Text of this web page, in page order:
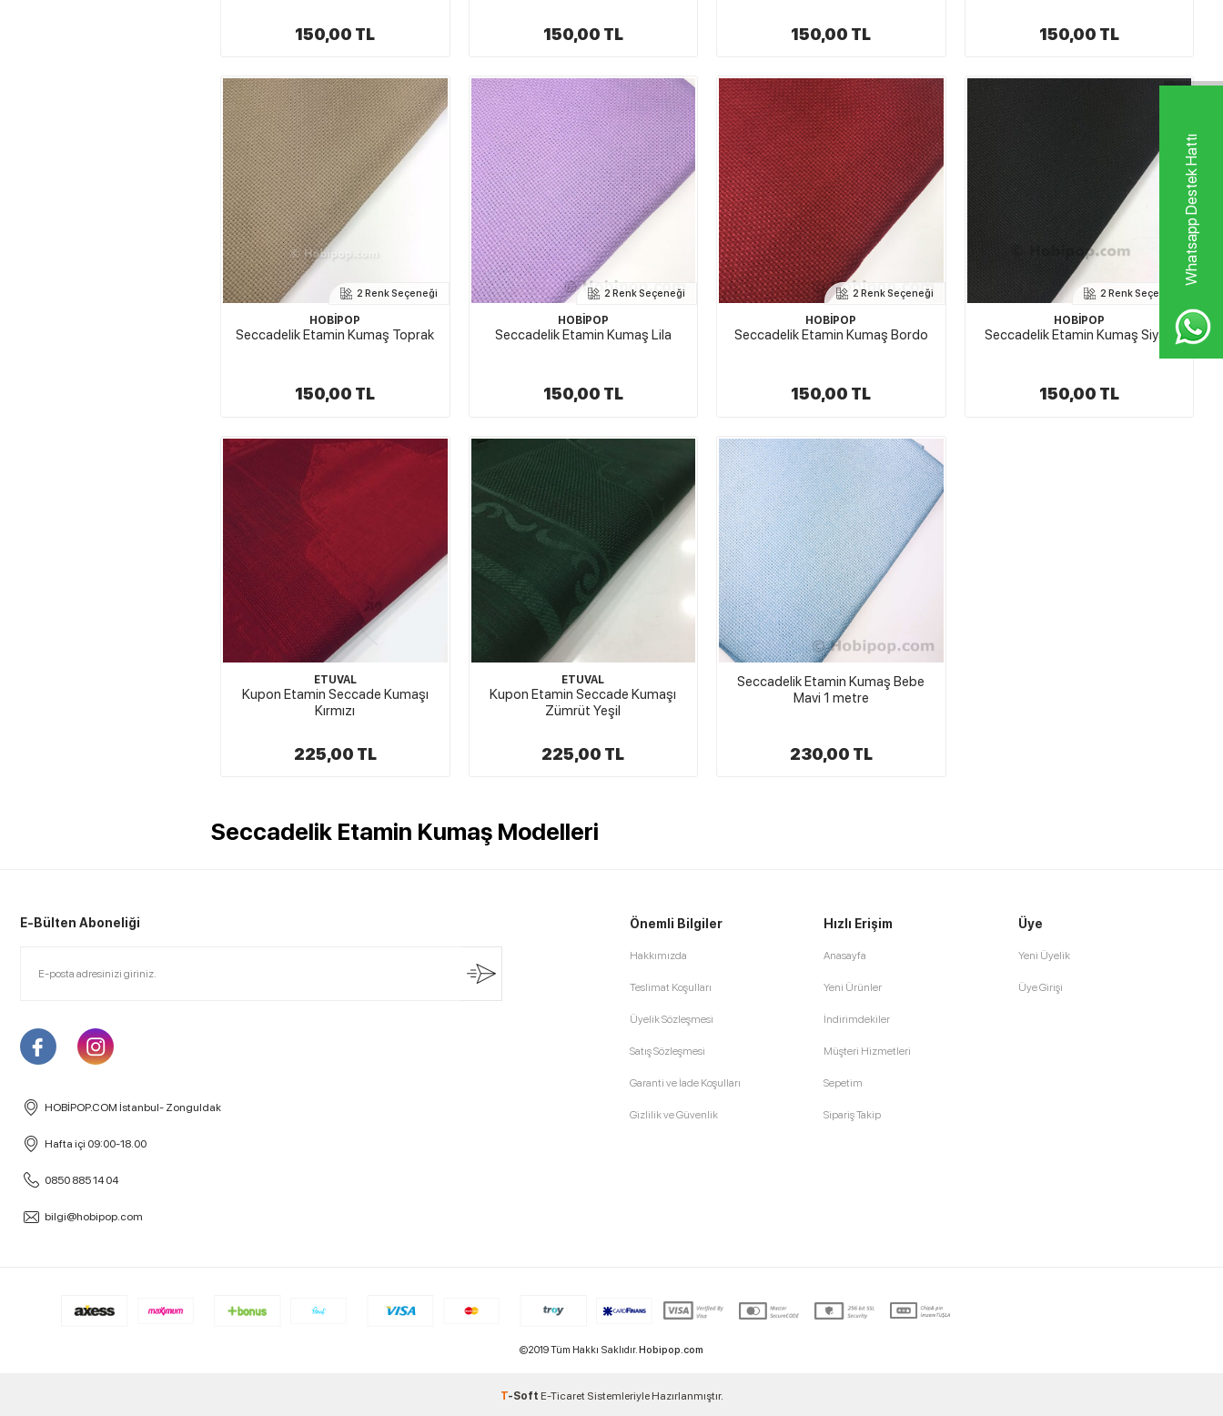
Whatsapp Destek Hattı
150,00 TL 150,00 TL 150,00 TL 150,00 TL
2 Renk Seçeneği
HOBİPOP
Seccadelik Etamin Kumaş Toprak
150,00 TL
2 Renk Seçeneği
HOBİPOP
Seccadelik Etamin Kumaş Lila
150,00 TL
2 Renk Seçeneği
HOBİPOP
Seccadelik Etamin Kumaş Bordo
150,00 TL
2 Renk Seçeneği
HOBİPOP
Seccadelik Etamin Kumaş Siyah
150,00 TL
ETUVAL
Kupon Etamin Seccade Kumaşı
Kırmızı
225,00 TL
ETUVAL
Kupon Etamin Seccade Kumaşı
Zümrüt Yeşil
225,00 TL
Seccadelik Etamin Kumaş Bebe
Mavi 1 metre
230,00 TL
Seccadelik Etamin Kumaş Modelleri
E-Bülten Aboneliği
HOBİPOP.COM İstanbul- Zonguldak
Hafta içi 09:00-18.00
0850 885 14 04
bilgi@hobipop.com
Önemli Bilgiler
Hakkımızda
Teslimat Koşulları
Üyelik Sözleşmesi
Satış Sözleşmesi
Garanti ve İade Koşulları
Gizlilik ve Güvenlik
Hızlı Erişim
Anasayfa
Yeni Ürünler
İndirimdekiler
Müşteri Hizmetleri
Sepetim
Sipariş Takip
Üye
Yeni Üyelik
Üye Girişi
©2019 Tüm Hakkı Saklıdır.Hobipop.com
T-Soft E-Ticaret Sistemleriyle Hazırlanmıştır.